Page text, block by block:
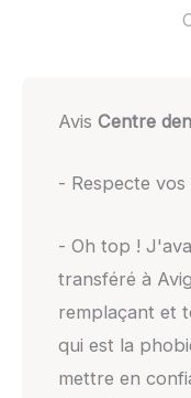
Avis Centre
- Respecte
- Oh top !
transféré à
remplaçant et
qui est la
mettre en